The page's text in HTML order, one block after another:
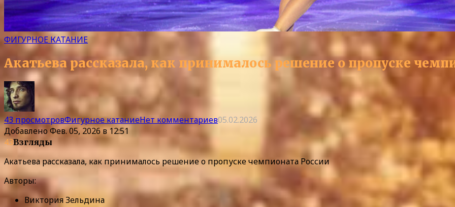
ФИГУРНОЕ КАТАНИЕ
Акатьева рассказала, как принималось решение о пропуске
43 просмотровФигурное катаниеНет комментариев05.02.2026
ДобавленоФев. 05, 2026 в 12:51
43Взгляды
Акатьева рассказала, как принималось решение о пропуске чемпионата России
Авторы:
Виктория Зельдина